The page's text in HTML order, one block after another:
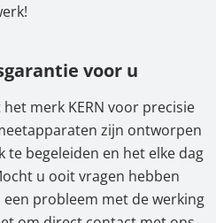
voor u
merk KERN voor precisie
zijn ontworpen
te begeleiden en het elke dag
u ooit vragen hebben
probleem met de werking